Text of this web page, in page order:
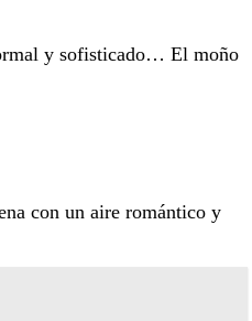
y sofisticado… El moño
con un aire romántico y